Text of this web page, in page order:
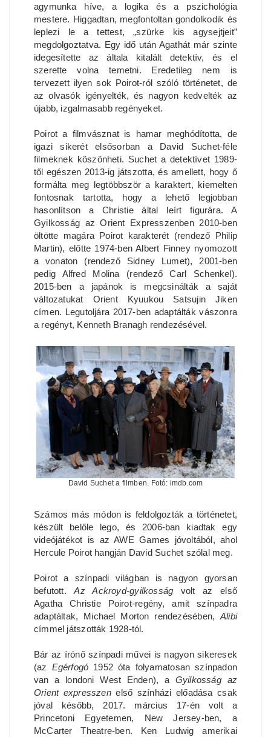
agymunka híve, a logika és a pszichológia
mestere. Higgadtan, megfontoltan gondolkodik és
leplezi le a tettest, „szürke kis agysejtjeit”
megdolgoztatva. Egy idő után Agathát már szinte
idegesítette az általa kitalált detektív, és el
szerette volna temetni. Eredetileg nem is
tervezett ilyen sok Poirot-ról szóló történetet, de
az olvasók igényelték, és nagyon kedvelték az
újabb, izgalmasabb regényeket.
Poirot a filmvásznat is hamar meghódította, de
igazi sikerét elsősorban a David Suchet-féle
filmeknek köszönheti. Suchet a detektívet 1989-
től egészen 2013-ig játszotta, és amellett, hogy ő
formálta meg legtöbbször a karaktert, kiemelten
fontosnak tartotta, hogy a lehető legjobban
hasonlítson a Christie által leírt figurára. A
Gyilkosság az Orient Expresszenben 2010-ben
öltötte magára Poirot karakterét (rendező Philip
Martin), előtte 1974-ben Albert Finney nyomozott
a vonaton (rendező Sidney Lumet), 2001-ben
pedig Alfred Molina (rendező Carl Schenkel).
2015-ben a japánok is megcsinálták a saját
változatukat Orient Kyuukou Satsujin Jiken
címen. Legutoljára 2017-ben adaptálták vászonra
a regényt, Kenneth Branagh rendezésével.
David Suchet a filmben. Fotó: imdb.com
Számos más módon is feldolgozták a történetet,
készült belőle lego, és 2006-ban kiadtak egy
videójátékot is az AWE Games jóvoltából, ahol
Hercule Poirot hangján David Suchet szólal meg.
Poirot a színpadi világban is nagyon gyorsan
befutott.Az Ackroyd-gyilkosság volt az első
Agatha Christie Poirot-regény, amit színpadra
adaptáltak, Michael Morton rendezésében, Alibi
címmel játszották 1928-tól.
Bár az írónő színpadi művei is nagyon sikeresek
(az Egérfogó 1952 óta folyamatosan színpadon
van a londoni West Enden), a Gyilkosság az
Orient expresszenelső színházi előadása csak
jóval később, 2017. március 17-én volt a
Princetoni Egyetemen, New Jersey-ben, a
McCarter Theatre-ben. Ken Ludwig amerikai